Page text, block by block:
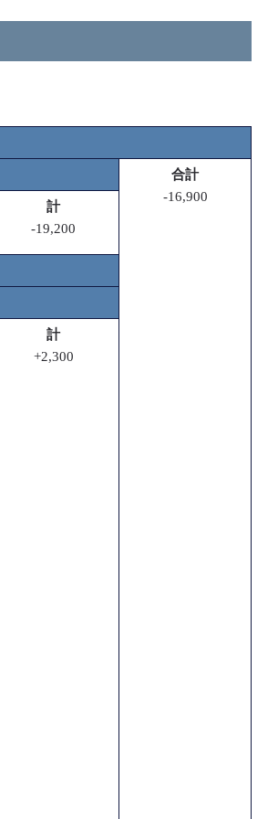
合計
-16,900
計
-19,200
計
+2,300